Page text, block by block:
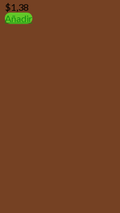
$1,38
Añadir